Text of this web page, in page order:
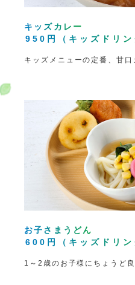
キッズカレー
950円（キッズドリン
キッズメニューの定番、甘口
お子さまうどん
600円（キッズドリン
1～2歳のお子様にちょうど